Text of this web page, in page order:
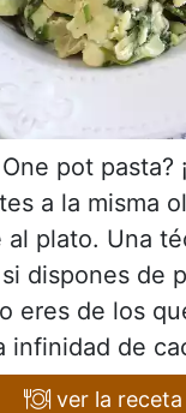
pot pasta?
a la misma
al plato. Una
dispones de
eres de los
infinidad de
ver la receta